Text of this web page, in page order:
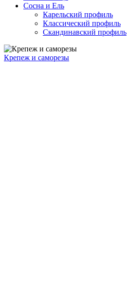
Сосна и Ель
Карельский профиль
Классический профиль
Скандинавский профиль
Крепеж и саморезы